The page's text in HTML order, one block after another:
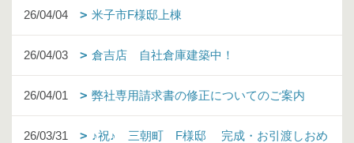
26/04/04 米子市F様邸上棟
26/04/03 倉吉店 自社倉庫建築中！
26/04/01 弊社専用請求書の修正についてのご案内
26/03/31
♪祝♪ 三朝町 F様邸 完成・お引渡しおめ